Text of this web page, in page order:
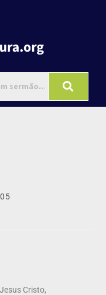
Cristo,